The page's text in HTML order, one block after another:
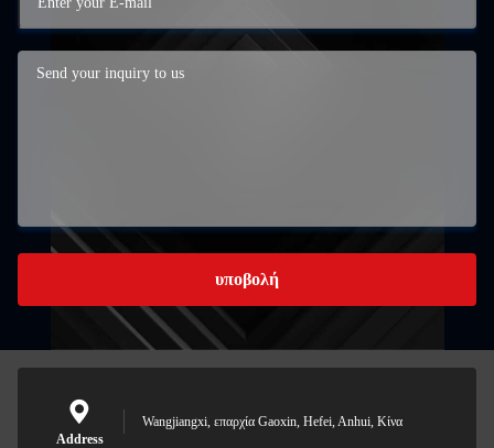
υποβολή
Address
Wangjiangxi, επαρχία Gaoxin, Hefei, Anhui, Κίνα